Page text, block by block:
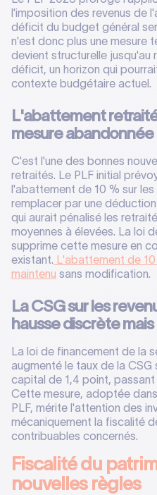
l'imposition des revenus de
déficit du budget général
n'est donc plus une mesure
devient structurelle jusqu'au
déficit, un horizon qui
contexte budgétaire actuel.
L'abattement
mesure abandonnée
C'est l'une des bonnes
retraités. Le PLF initial
l'abattement de 10 % sur
remplacer par une
qui aurait pénalisé les
moyennes à élevées. La loi
supprime cette mesure en
existant. L'abattement de
maintenu sans modification.
La CSG sur les
hausse discrète
La loi de financement de la
augmenté le taux de la CSG
capital de 1,4 point, passant
Cette mesure, adoptée
PLF, mérite l'attention des
mécaniquement la fiscalité
contribuables concernés.
Fiscalité du
nouvelles règles